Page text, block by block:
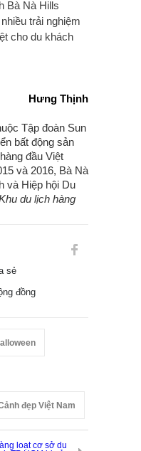
Bà Nà Hills
trải nghiệm
cho du khách
Hưng Thịnh
Tập đoàn Sun
bất động sản
đầu Việt
và 2016, Bà Nà
và Hiệp hội Du
du lịch hàng
sẻ
đồng
đẹp Việt Nam
loạt cơ sở du